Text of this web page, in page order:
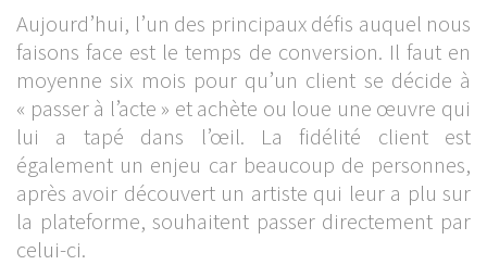
Aujourd’hui, l’un des principaux défis auquel nous
faisons face est le temps de conversion. Il faut en
moyenne six mois pour qu’un client se décide à
« passer à l’acte » et achète ou loue une œuvre qui
lui a tapé dans l’œil. La fidélité client est
également un enjeu car beaucoup de personnes,
après avoir découvert un artiste qui leur a plu sur
la plateforme, souhaitent passer directement par
celui-ci.